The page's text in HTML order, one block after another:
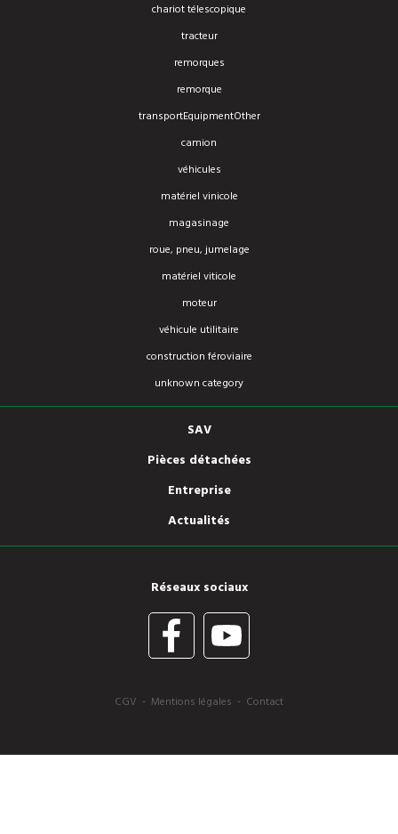
chariot télescopique
tracteur
remorques
remorque
transportEquipmentOther
camion
véhicules
matériel vinicole
magasinage
roue, pneu, jumelage
matériel viticole
moteur
véhicule utilitaire
construction féroviaire
unknown category
SAV
Pièces détachées
Entreprise
Actualités
Réseaux sociaux
CGV - Mentions légales - Contact